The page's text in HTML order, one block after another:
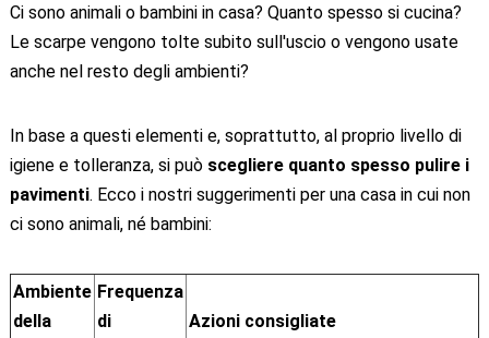
Ci sono animali o bambini in casa? Quanto spesso si cucina?
Le scarpe vengono tolte subito sull'uscio o vengono usate
anche nel resto degli ambienti?
In base a questi elementi e, soprattutto, al proprio livello di
igiene e tolleranza, si può scegliere quanto spesso pulire i
pavimenti. Ecco i nostri suggerimenti per una casa in cui non
ci sono animali, né bambini:
Ambiente
della
Frequenza
di
Azioni consigliate